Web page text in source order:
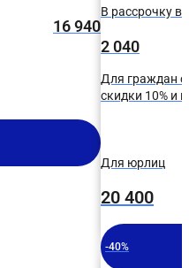
16 940
В рассрочку в
2 040
Для граждан с
скидки 10% и
Для юрлиц
20 400
-40%